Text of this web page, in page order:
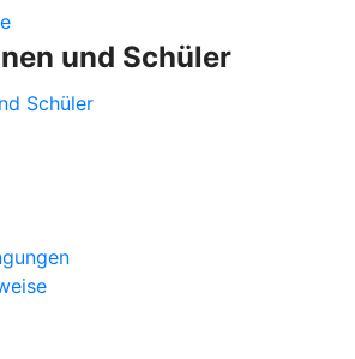
und Schüler
Schüler